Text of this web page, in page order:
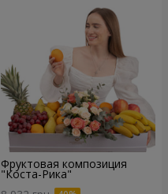
Фруктовая композиция
"Коста-Рика"